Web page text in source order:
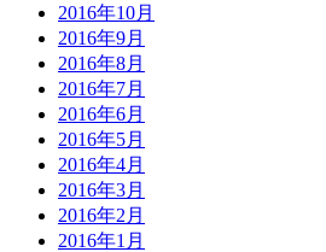
2016年10月
2016年9月
2016年8月
2016年7月
2016年6月
2016年5月
2016年4月
2016年3月
2016年2月
2016年1月